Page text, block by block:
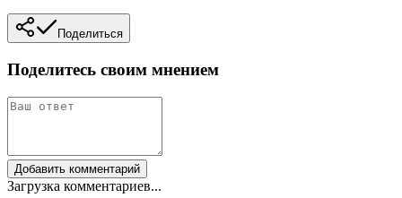
Поделиться
Поделитесь своим мнением
Добавить комментарий
Загрузка комментариев...